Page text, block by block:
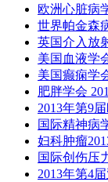
欧洲心脏病
世界帕金森
英国介入放
美国血液学
美国癫痫学
肥胖学会
2013年第9
国际精神病
妇科肿瘤
国际创伤压
2013年第4